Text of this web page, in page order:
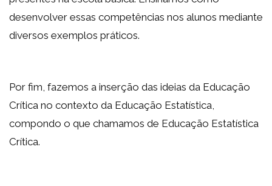
desenvolver essas competências nos alunos mediante
diversos exemplos práticos.
Por fim, fazemos a inserção das ideias da Educação
Crítica no contexto da Educação Estatística,
compondo o que chamamos de Educação Estatística
Crítica.